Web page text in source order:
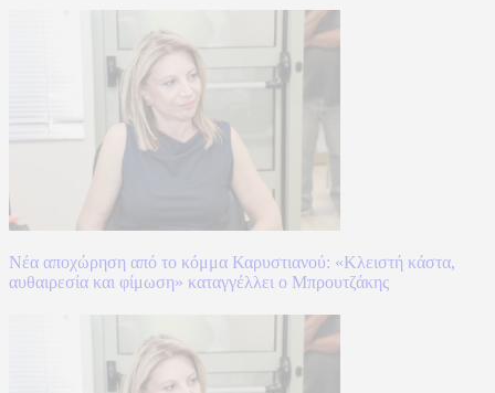
Νέα αποχώρηση από το κόμμα Καρυστιανού: «Κλειστή κάστα,
αυθαιρεσία και φίμωση» καταγγέλλει ο Μπρουτζάκης